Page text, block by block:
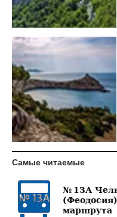
Самые читаемые
№ 13А
маршрута